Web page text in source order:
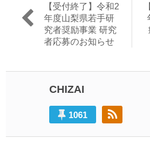
稿
ゲ
過
去
の
投
【受付終了】令和2
年度山梨県若手研
究者奨励事業 研究
者応募のお知らせ
の
投
CHIZAI
1061